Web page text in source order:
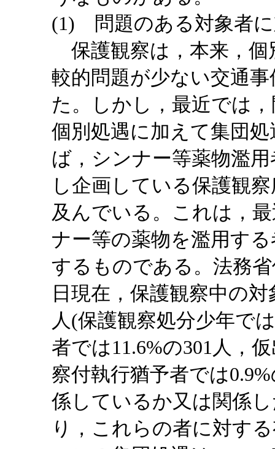
(1) 問題のある対象者
保護観察は，本来，個
較的問題が少ない交通
た。しかし，最近では
個別処遇に加えて集団
ば，シンナー等薬物濫
し企画している保護観
及んでいる。これは，
ナー等の薬物を濫用す
するものである。法務
日現在，保護観察中の
人(保護観察処分少年で
者では11.6%の301人，
察付執行猶予者では
係しているか又は関係
り，これらの者に対す